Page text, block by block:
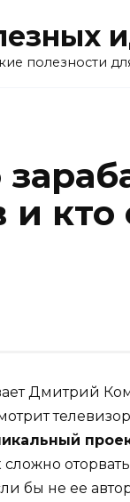
полезности
кто
сложно
бы не ее